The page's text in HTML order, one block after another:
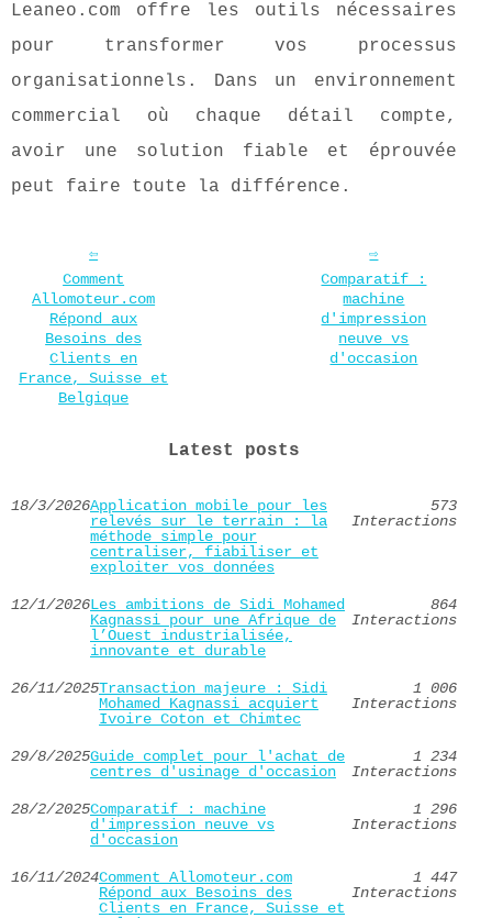
Leaneo.com offre les outils nécessaires
pour transformer vos processus
organisationnels. Dans un environnement
commercial où chaque détail compte,
avoir une solution fiable et éprouvée
peut faire toute la différence.
Comment
Allomoteur.com
Répond aux
Besoins des
Clients en
France, Suisse et
Belgique
Comparatif :
machine
d'impression
neuve vs
d'occasion
Latest posts
18/3/2026Application mobile pour les
relevés sur le terrain : la
méthode simple pour
centraliser, fiabiliser et
exploiter vos données
573
Interactions
12/1/2026Les ambitions de Sidi Mohamed
Kagnassi pour une Afrique de
l’Ouest industrialisée,
innovante et durable
864
Interactions
26/11/2025Transaction majeure : Sidi
Mohamed Kagnassi acquiert
Ivoire Coton et Chimtec
1 006
Interactions
29/8/2025Guide complet pour l'achat de
centres d'usinage d'occasion
1 234
Interactions
28/2/2025Comparatif : machine
d'impression neuve vs
d'occasion
1 296
Interactions
16/11/2024Comment Allomoteur.com
Répond aux Besoins des
Clients en France, Suisse et
1 447
Interactions